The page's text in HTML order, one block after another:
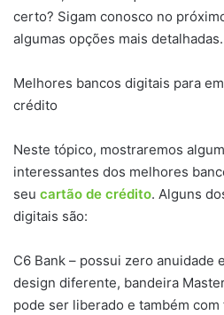
certo? Sigam conosco no
algumas opções mais detalhadas.
Melhores bancos digitais para
crédito
Neste tópico, mostraremos
interessantes dos melhores
seu cartão de crédito. Alguns
digitais são:
C6 Bank – possui zero anuidade
design diferente, bandeira
pode ser liberado e também